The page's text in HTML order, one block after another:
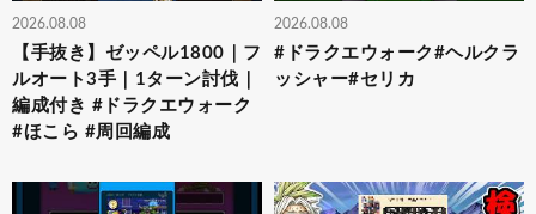
2026.08.08
【手抜き】ゼッペル1800｜フ
ルオート3手｜1ターン討伐｜
編成付き #ドラクエウォーク
#ほこら #周回編成
2026.08.08
#ドラクエウォーク#ヘルクラ
ッシャー#セリカ